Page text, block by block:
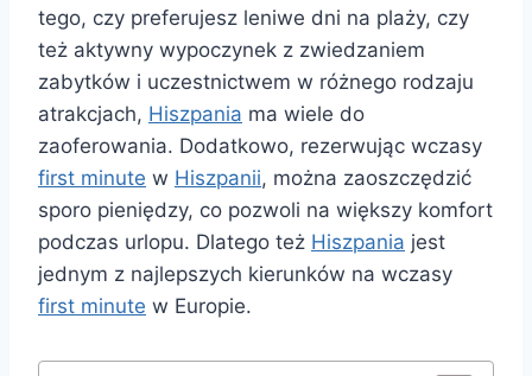
tego, czy preferujesz leniwe dni na plaży, czy
też aktywny wypoczynek z zwiedzaniem
zabytków i uczestnictwem w różnego rodzaju
atrakcjach, Hiszpania ma wiele do
zaoferowania. Dodatkowo, rezerwując wczasy
first minute w Hiszpanii, można zaoszczędzić
sporo pieniędzy, co pozwoli na większy komfort
podczas urlopu. Dlatego też Hiszpania jest
jednym z najlepszych kierunków na wczasy
first minute w Europie.